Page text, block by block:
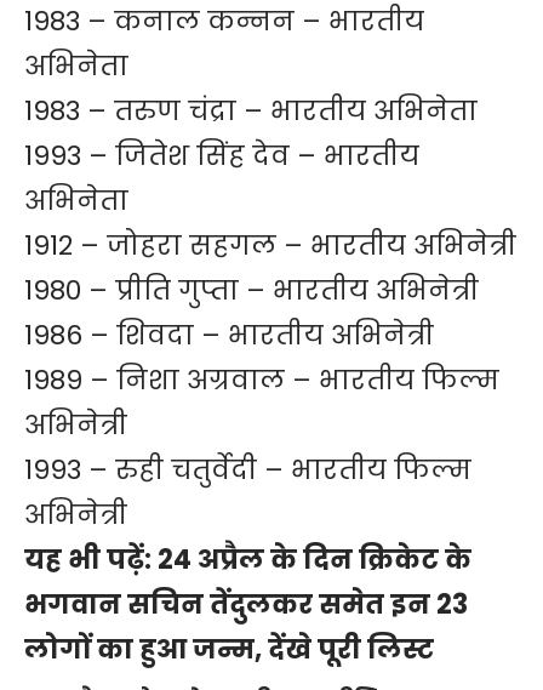
1983 – कनाल कन्नन – भारतीय
अभिनेता
1983 – तरुण चंद्रा – भारतीय अभिनेता
1993 – जितेश सिंह देव – भारतीय
अभिनेता
1912 – जोहरा सहगल – भारतीय अभिनेत्री
1980 – प्रीति गुप्ता – भारतीय अभिनेत्री
1986 – शिवदा – भारतीय अभिनेत्री
1989 – निशा अग्रवाल – भारतीय फिल्म
अभिनेत्री
1993 – रुही चतुर्वेदी – भारतीय फिल्म
अभिनेत्री
यह भी पढ़ें: 24 अप्रैल के दिन क्रिकेट के
भगवान सचिन तेंदुलकर समेत इन 23
लोगों का हुआ जन्म, देंखे पूरी लिस्ट